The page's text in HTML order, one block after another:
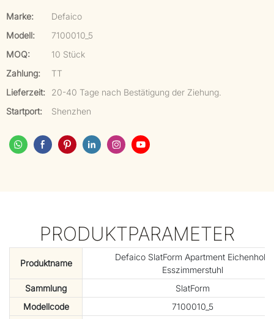
Marke:
Defaico
Modell:
7100010_5
MOQ:
10 Stück
Zahlung:
TT
Lieferzeit:
20-40 Tage nach Bestätigung der Ziehung.
Startport:
Shenzhen
PRODUKTPARAMETER
Produktname
Defaico SlatForm Apartment Eichenholz
Esszimmerstuhl
Sammlung
SlatForm
Modellcode
7100010_5